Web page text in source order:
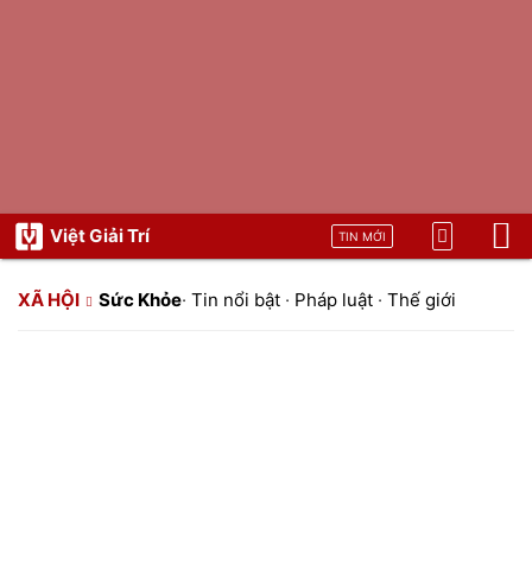
Việt Giải Trí TIN MỚI
XÃ HỘI Sức Khỏe· Tin nổi bật · Pháp luật · Thế giới